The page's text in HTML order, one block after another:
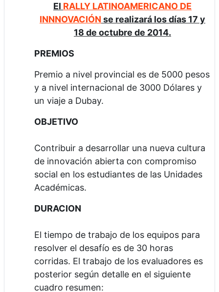
El RALLY LATINOAMERICANO DE
INNNOVACIÓN se realizará los días 17 y
18 de octubre de 2014.
PREMIOS
Premio a nivel provincial es de 5000 pesos
y a nivel internacional de 3000 Dólares y
un viaje a Dubay.
OBJETIVO
Contribuir a desarrollar una nueva cultura
de innovación abierta con compromiso
social en los estudiantes de las Unidades
Académicas.
DURACION
El tiempo de trabajo de los equipos para
resolver el desafío es de 30 horas
corridas. El trabajo de los evaluadores es
posterior según detalle en el siguiente
cuadro resumen: